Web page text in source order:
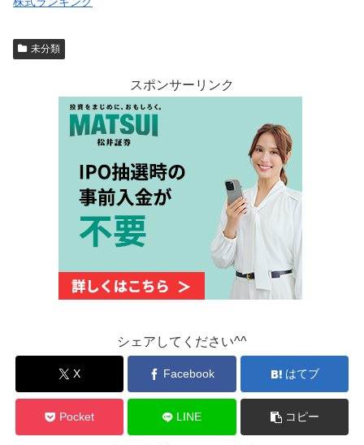
未分類
スポンサーリンク
シェアしてください^^
X Facebook はてブ
Pocket LINE コピー